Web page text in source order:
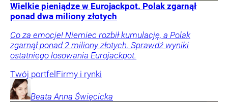
Wielkie pieniądze w Eurojackpot. Polak zgarnął
ponad dwa miliony złotych
Co za emocje! Niemiec rozbił kumulację, a Polak
zgarnął ponad 2 miliony złotych. Sprawdź wyniki
ostatniego losowania Eurojackpot.
Twój portfelFirmy i rynki
Beata Anna Święcicka